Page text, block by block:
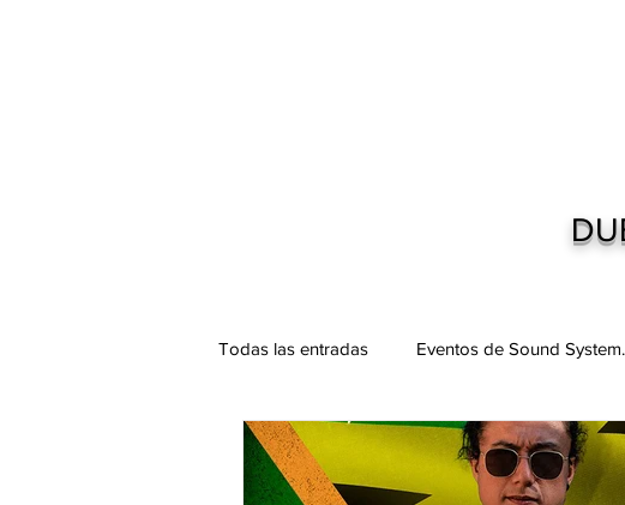
Todas las entradas Eventos de Sound
Podcast. SOUNDMAN Mixtapes